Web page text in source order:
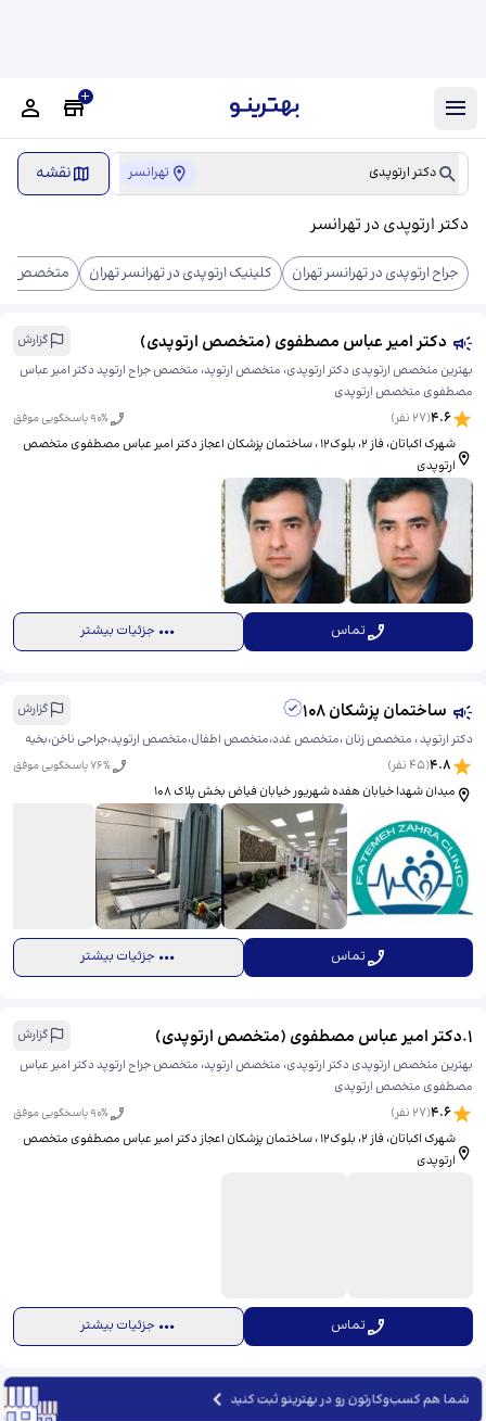
دکتر ارتوپدی تهرانسر نقشه
دکتر ارتوپدی در تهرانسر
جراح ارتوپدی در تهرانسر تهران کلینیک ارتوپدی در تهرانسر تهران متخصص
دکتر امیر عباس مصطفوی (متخصص ارتوپدی)
گزارش
بهترین متخصص ارتوپدی دکتر ارتوپدی، متخصص ارتوپد، متخصص جراح ارتوپد دکتر امیر عباس
مصطفوی متخصص ارتوپدی
4.6
(
27نفر) 90% پاسخگویی موفق
شهرک اکباتان، فاز ۲، بلوک۱۲ ، ساختمان پزشکان اعجاز دکتر امیر عباس مصطفوی متخصص
ارتوپدی
تماس جزئیات بیشتر
ساختمان پزشکان 108
گزارش
دکتر ارتوپد ، متخصص زنان ،متخصص غدد،متخصص اطفال،متخصص ارتوپد،جراحی ناخن،بخیه
4.8
(
45نفر) 76% پاسخگویی موفق
میدان شهدا خیابان هفده شهریور خیابان فیاض بخش پلاک 108
تماس جزئیات بیشتر
1
.دکتر امیر عباس مصطفوی (متخصص ارتوپدی)
گزارش
بهترین متخصص ارتوپدی دکتر ارتوپدی، متخصص ارتوپد، متخصص جراح ارتوپد دکتر امیر عباس
مصطفوی متخصص ارتوپدی
4.6
(
27نفر) 90% پاسخگویی موفق
شهرک اکباتان، فاز ۲، بلوک۱۲ ، ساختمان پزشکان اعجاز دکتر امیر عباس مصطفوی متخصص
ارتوپدی
تماس جزئیات بیشتر
شما هم کسب‌وکارتون رو در بهترینو ثبت کنید